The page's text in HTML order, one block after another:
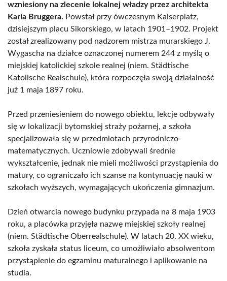
wzniesiony na zlecenie lokalnej władzy przez architekta
Karla Bruggera. Powstał przy ówczesnym Kaiserplatz,
dzisiejszym placu Sikorskiego, w latach 1901–1902. Projekt
został zrealizowany pod nadzorem mistrza murarskiego J.
Wygascha na działce oznaczonej numerem 244 z myślą o
miejskiej katolickiej szkole realnej (niem. Städtische
Katolische Realschule), która rozpoczęła swoją działalność
już 1 maja 1897 roku.
Przed przeniesieniem do nowego obiektu, lekcje odbywały
się w lokalizacji bytomskiej straży pożarnej, a szkoła
specjalizowała się w przedmiotach przyrodniczo-
matematycznych. Uczniowie zdobywali średnie
wykształcenie, jednak nie mieli możliwości przystąpienia do
matury, co ograniczało ich szanse na kontynuację nauki w
szkołach wyższych, wymagających ukończenia gimnazjum.
Dzień otwarcia nowego budynku przypada na 8 maja 1903
roku, a placówka przyjęła nazwę miejskiej szkoły realnej
(niem. Städtische Oberrealschule). W latach 20. XX wieku,
szkoła zyskała status liceum, co umożliwiało absolwentom
przystąpienie do egzaminu maturalnego i aplikowanie na
studia.